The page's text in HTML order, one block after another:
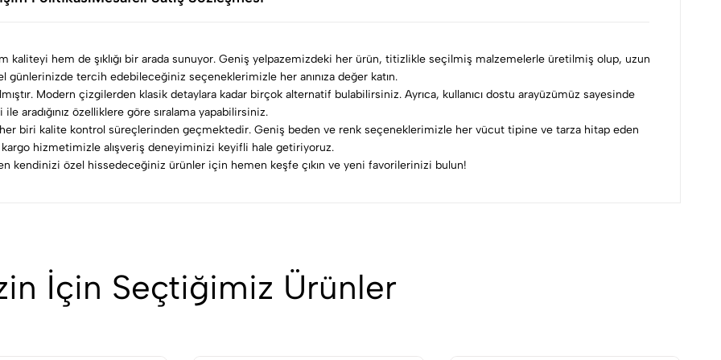
kaliteyi hem de şıklığı bir arada sunuyor. Geniş yelpazemizdeki her ürün, titizlikle seçilmiş malzemelerle üretilmiş olup, uzun
günlerinizde tercih edebileceğiniz seçeneklerimizle her anınıza değer katın.
Modern çizgilerden klasik detaylara kadar birçok alternatif bulabilirsiniz. Ayrıca, kullanıcı dostu arayüzümüz sayesinde
aradığınız özelliklere göre sıralama yapabilirsiniz.
biri kalite kontrol süreçlerinden geçmektedir. Geniş beden ve renk seçeneklerimizle her vücut tipine ve tarza hitap eden
hizmetimizle alışveriş deneyiminizi keyifli hale getiriyoruz.
kendinizi özel hissedeceğiniz ürünler için hemen keşfe çıkın ve yeni favorilerinizi bulun!
İçin Seçtiğimiz Ürünler